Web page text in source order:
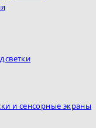
и сенсорные экраны